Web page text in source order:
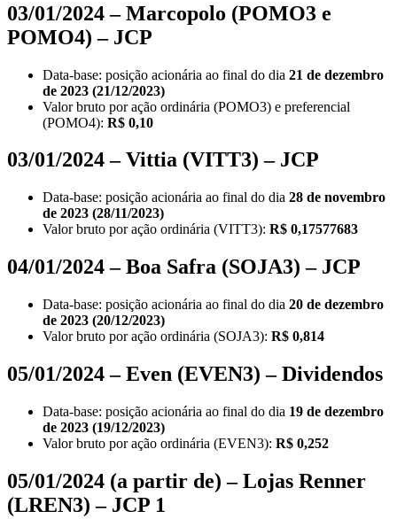
03/01/2024 – Marcopolo (POMO3 e
POMO4) – JCP
Data-base: posição acionária ao final do dia 21 de dezembro
de 2023 (21/12/2023)
Valor bruto por ação ordinária (POMO3) e preferencial
(POMO4): R$ 0,10
03/01/2024 – Vittia (VITT3) – JCP
Data-base: posição acionária ao final do dia 28 de novembro
de 2023 (28/11/2023)
Valor bruto por ação ordinária (VITT3): R$ 0,17577683
04/01/2024 – Boa Safra (SOJA3) – JCP
Data-base: posição acionária ao final do dia 20 de dezembro
de 2023 (20/12/2023)
Valor bruto por ação ordinária (SOJA3): R$ 0,814
05/01/2024 – Even (EVEN3) – Dividendos
Data-base: posição acionária ao final do dia 19 de dezembro
de 2023 (19/12/2023)
Valor bruto por ação ordinária (EVEN3): R$ 0,252
05/01/2024 (a partir de) – Lojas Renner
(LREN3) – JCP 1